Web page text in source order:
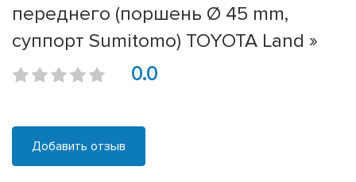
переднего (поршень Ø 45 mm,
суппорт Sumitomo) TOYOTA Land »
0.0
Добавить отзыв